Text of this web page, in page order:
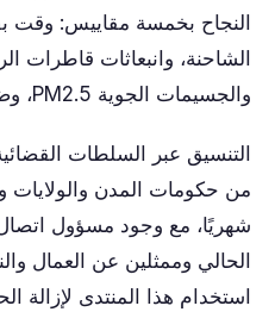
النجاح بخمسة مقاييس: وقت
الشاحنة، وانبعاثات
والجسيمات الجوية PM2.5، وضوضاء الليل.
التنسيق عبر السلطات
من حكومات المدن والولايات
شهريًا، مع وجود مسؤول
الحالي وممثلين عن العمال
استخدام هذا المنتدى لإزالة